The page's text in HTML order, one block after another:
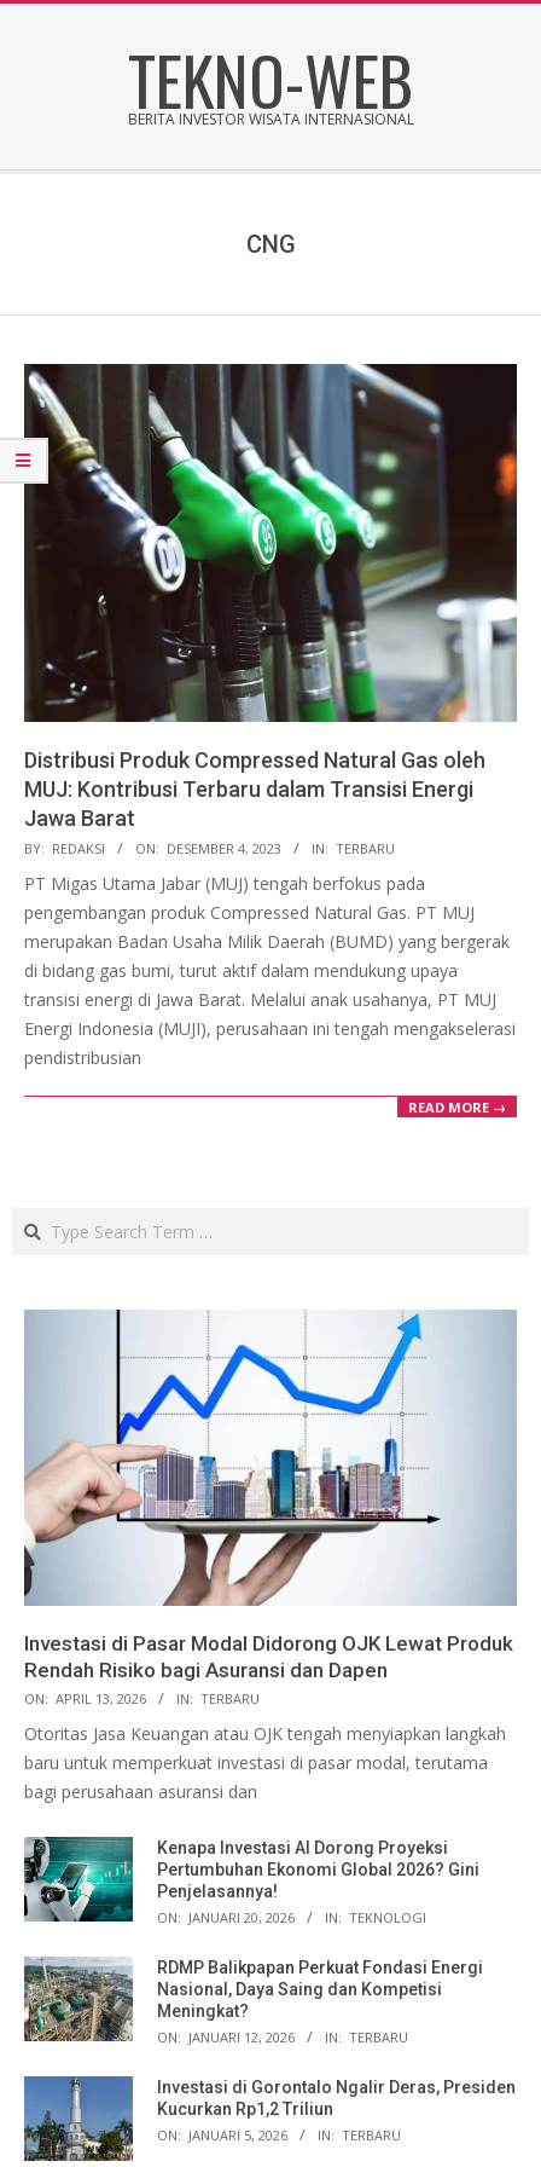
TEKNO-WEB
BERITA INVESTOR WISATA INTERNASIONAL
CNG
Distribusi Produk Compressed Natural Gas oleh
MUJ: Kontribusi Terbaru dalam Transisi Energi
Jawa Barat
2023-
12-
BY: REDAKSI ON: DESEMBER 4, 2023 IN: TERBARU
PT Migas Utama Jabar (MUJ) tengah berfokus pada
pengembangan produk Compressed Natural Gas. PT MUJ
merupakan Badan Usaha Milik Daerah (BUMD) yang bergerak
di bidang gas bumi, turut aktif dalam mendukung upaya
transisi energi di Jawa Barat. Melalui anak usahanya, PT MUJ
Energi Indonesia (MUJI), perusahaan ini tengah mengakselerasi
pendistribusian
READ MORE →
Search
Investasi di Pasar Modal Didorong OJK Lewat Produk
Rendah Risiko bagi Asuransi dan Dapen
ON: APRIL 13, 2026 IN: TERBARU
Otoritas Jasa Keuangan atau OJK tengah menyiapkan langkah
baru untuk memperkuat investasi di pasar modal, terutama
bagi perusahaan asuransi dan
Kenapa Investasi AI Dorong Proyeksi
Pertumbuhan Ekonomi Global 2026? Gini
Penjelasannya!
ON: JANUARI 20, 2026 IN: TEKNOLOGI
RDMP Balikpapan Perkuat Fondasi Energi
Nasional, Daya Saing dan Kompetisi
Meningkat?
ON: JANUARI 12, 2026 IN: TERBARU
Investasi di Gorontalo Ngalir Deras, Presiden
Kucurkan Rp1,2 Triliun
ON: JANUARI 5, 2026 IN: TERBARU